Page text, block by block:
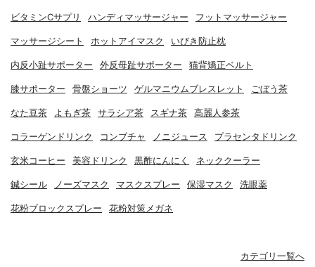
ビタミンCサプリ ハンディマッサージャー フットマッサージャー
マッサージシート ホットアイマスク いびき防止枕
内反小趾サポーター 外反母趾サポーター 猫背矯正ベルト
膝サポーター 骨盤ショーツ ゲルマニウムブレスレット ごぼう茶
なた豆茶 よもぎ茶 サラシア茶 スギナ茶 高麗人参茶
コラーゲンドリンク コンブチャ ノニジュース プラセンタドリンク
玄米コーヒー 美容ドリンク 黒酢にんにく ネッククーラー
鍼シール ノーズマスク マスクスプレー 保湿マスク 洗眼薬
花粉ブロックスプレー 花粉対策メガネ
カテゴリ一覧へ